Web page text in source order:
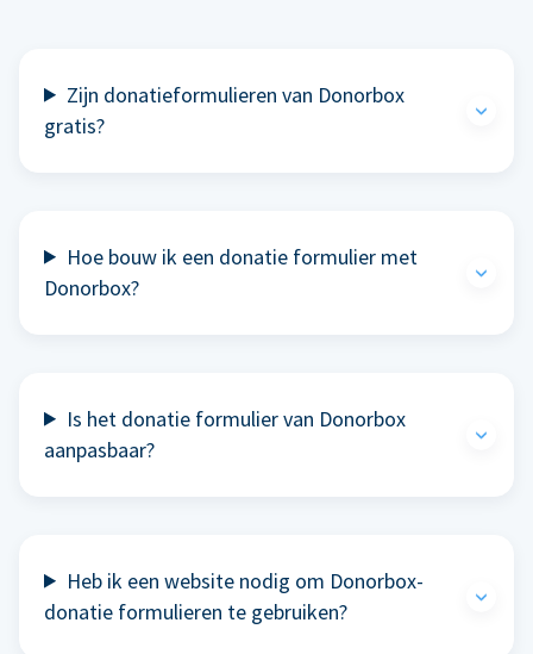
Zijn donatieformulieren van Donorbox
gratis?
Hoe bouw ik een donatie formulier met
Donorbox?
Is het donatie formulier van Donorbox
aanpasbaar?
Heb ik een website nodig om Donorbox-
donatie formulieren te gebruiken?